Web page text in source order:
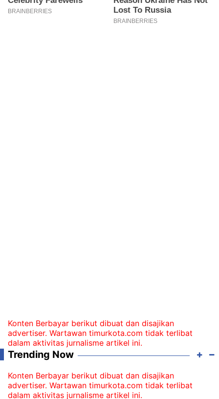
Konten Berbayar berikut dibuat dan disajikan
advertiser. Wartawan timurkota.com tidak terlibat
dalam aktivitas jurnalisme artikel ini.
Trending Now
Konten Berbayar berikut dibuat dan disajikan
advertiser. Wartawan timurkota.com tidak terlibat
dalam aktivitas jurnalisme artikel ini.